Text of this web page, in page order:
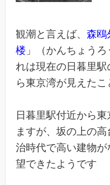
観潮と言えば、 森鴎
楼 」（かんちょう
れは現在の日暮里
ら東京湾が見えた
日暮里駅付近から
ますが、坂の上の
治時代で高い建物
望できたようです